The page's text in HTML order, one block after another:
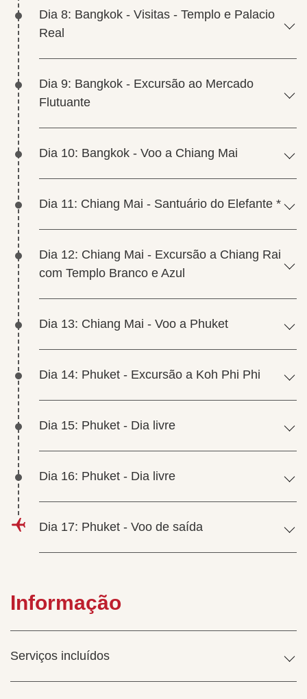
Dia 8: Bangkok - Visitas - Templo e Palacio
Real
Dia 9: Bangkok - Excursão ao Mercado
Flutuante
Dia 10: Bangkok - Voo a Chiang Mai
Dia 11: Chiang Mai - Santuário do Elefante *
Dia 12: Chiang Mai - Excursão a Chiang Rai
com Templo Branco e Azul
Dia 13: Chiang Mai - Voo a Phuket
Dia 14: Phuket - Excursão a Koh Phi Phi
Dia 15: Phuket - Dia livre
Dia 16: Phuket - Dia livre
Dia 17: Phuket - Voo de saída
Informação
Serviços incluídos